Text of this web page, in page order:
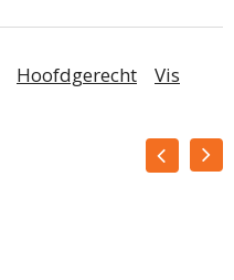
Hoofdgerecht Vis